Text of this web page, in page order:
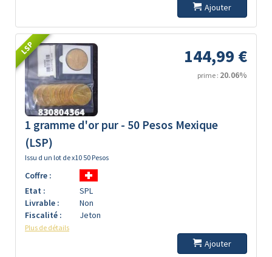
Ajouter
LSP 144,99 €
prime : 20.06%
1 gramme d'or pur - 50 Pesos Mexique
(LSP)
Issu d un lot de x10 50 Pesos
Coffre :
Etat :
SPL
Livrable :
Non
Fiscalité :
Jeton
Plus de détails
Ajouter